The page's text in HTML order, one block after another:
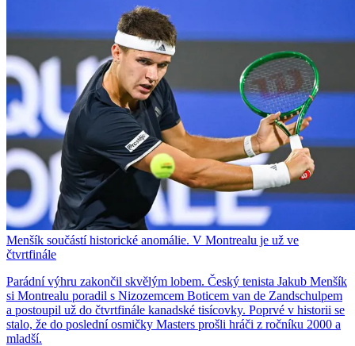
Menšík součástí historické anomálie. V Montrealu je už ve
čtvrtfinále
Parádní výhru zakončil skvělým lobem. Český tenista Jakub Menšík
si Montrealu poradil s Nizozemcem Boticem van de Zandschulpem
a postoupil už do čtvrtfinále kanadské tisícovky. Poprvé v historii se
stalo, že do poslední osmičky Masters prošli hráči z ročníku 2000 a
mladší.